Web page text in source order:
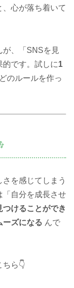
心が落ち着いて
が、「SNSを見
です。試しに1
のルールを作っ
さを感じてしまう
「自分を成長させ
つけることができ
ーズになる んで
ら👇